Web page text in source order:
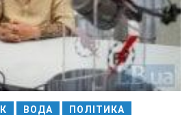
ВОДА ПОЛІТИКА